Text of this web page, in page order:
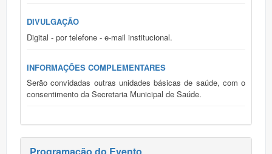
DIVULGAÇÃO
Digital - por telefone - e-mail institucional.
INFORMAÇÕES COMPLEMENTARES
Serão convidadas outras unidades básicas de saúde, com o
consentimento da Secretaria Municipal de Saúde.